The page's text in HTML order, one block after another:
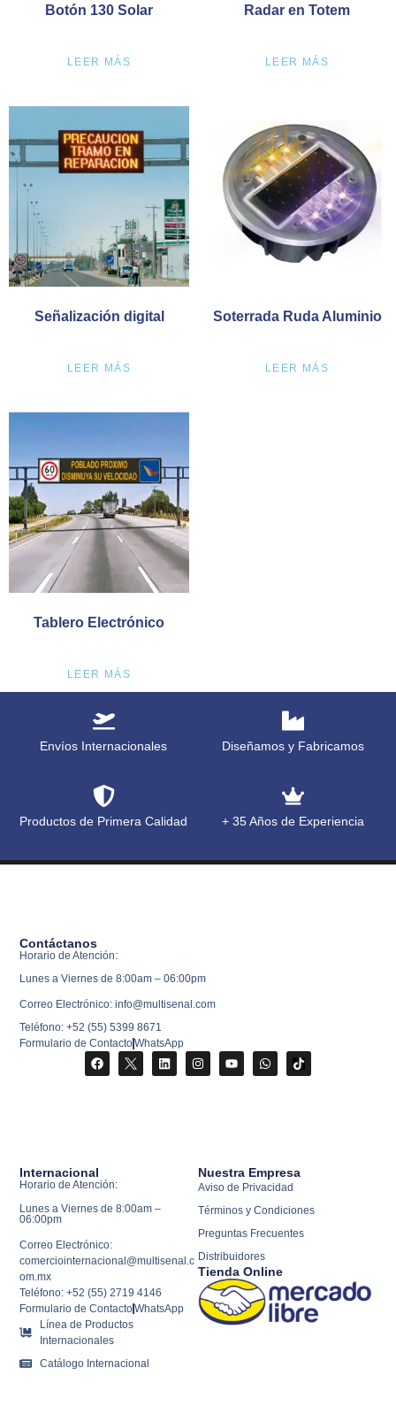
Botón 130 Solar
LEER MÁS
Radar en Totem
LEER MÁS
Señalización digital
LEER MÁS
Soterrada Ruda Aluminio
LEER MÁS
Tablero Electrónico
LEER MÁS
Envíos Internacionales Diseñamos y Fabricamos
Productos de Primera Calidad + 35 Años de Experiencia
Nuestra Empresa
Aviso de Privacidad
Términos y Condiciones
Preguntas Frecuentes
Distribuidores
Tienda Online
Internacional
Horario de Atención:
Lunes a Viernes de 8:00am –
06:00pm
Correo Electrónico:
comerciointernacional@multisenal.c
om.mx
Teléfono: +52 (55) 2719 4146
Formulario de ContactoWhatsApp
Línea de Productos
Internacionales
Catálogo Internacional
Contáctanos
Horario de Atención:
Lunes a Viernes de 8:00am – 06:00pm
Correo Electrónico: info@multisenal.com
Teléfono: +52 (55) 5399 8671
Formulario de ContactoWhatsApp